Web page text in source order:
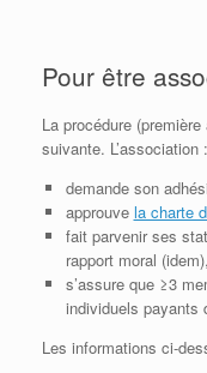
Pour être
La procédure
suivante. L’association :
demande son
approuve la charte
fait parvenir ses
rapport moral (idem),
s’assure que ≥3
individuels payants
Les informations ci-